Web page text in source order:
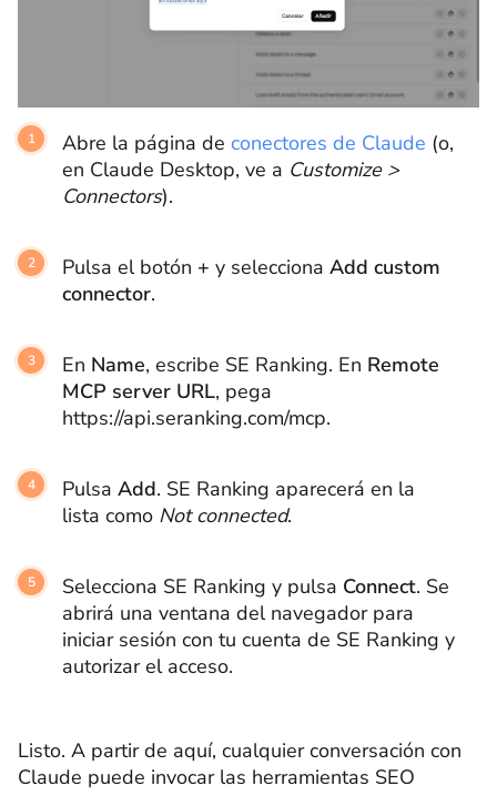
Abre la página de conectores de Claude (o,
en Claude Desktop, ve a Customize >
Connectors).
Pulsa el botón + y selecciona Add custom
connector.
En Name, escribe SE Ranking. En Remote
MCP server URL, pega
https://api.seranking.com/mcp.
Pulsa Add. SE Ranking aparecerá en la
lista como Not connected.
Selecciona SE Ranking y pulsa Connect. Se
abrirá una ventana del navegador para
iniciar sesión con tu cuenta de SE Ranking y
autorizar el acceso.
Listo. A partir de aquí, cualquier conversación con
Claude puede invocar las herramientas SEO